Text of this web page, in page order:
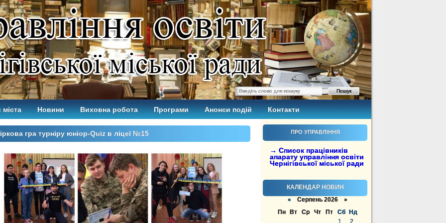
міста Новини Виховна робота Програми Анонси подій Контакти
ПРО УПРАВЛІННЯ
→ Список працівників
апарату управління освіти
Чернігівської міської ради
КАЛЕНДАР НОВИН
« Серпень 2026 »
Пн
Вт Ср Чт Пт Сб
Нд
1
2
гра турніру юніор-Quiz в ліцеї №15